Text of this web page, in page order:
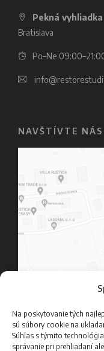
Na poskytovanie tých
sú súbory cookie na
Súhlas s týmito
správanie pri prehliadaní
Pekná vyhliadka
Bratislava
Po–Ne
NAVŠTÍVTE NÁS
Cenník
Časté otázky